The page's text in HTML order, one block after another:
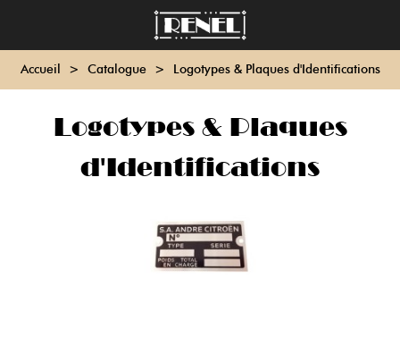
Accueil > Catalogue > Logotypes & Plaques d'Identifications
Logotypes & Plaques
d'Identifications